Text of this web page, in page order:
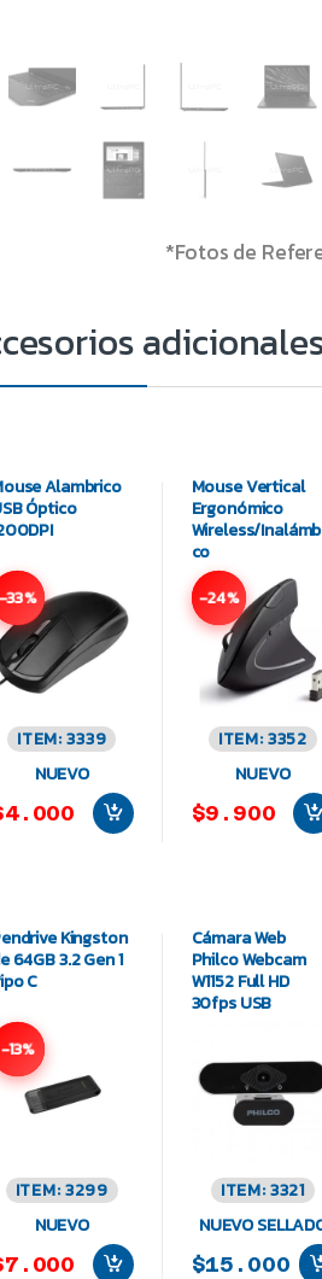
*Fotos de
Alambrico
Óptico
-33%
ITEM: 3339
NUEVO
Mouse Vertical
Ergonómico
Wireless/
co
-24%
ITEM: 3352
NUEVO
$9.900
Kingston
64GB 3.2 Gen 1
C
-13%
ITEM: 3299
NUEVO
Cámara Web
Philco Webcam
W1152 Full HD
30fps USB
ITEM: 3321
NUEVO
$15.000